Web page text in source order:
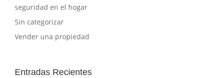
seguridad en el hogar
Sin categorizar
Vender una propiedad
Entradas Recientes